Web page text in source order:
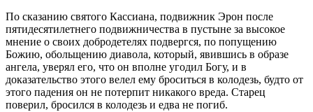
По сказанию святого Кассиана, подвижник Эрон после
пятидесятилетнего подвижничества в пустыне за высокое
мнение о своих добродетелях подвергся, по попущению
Божию, обольщению диавола, который, явившись в образе
ангела, уверял его, что он вполне угодил Богу, и в
доказательство этого велел ему броситься в колодезь, будто от
этого падения он не потерпит никакого вреда. Старец
поверил, бросился в колодезь и едва не погиб.